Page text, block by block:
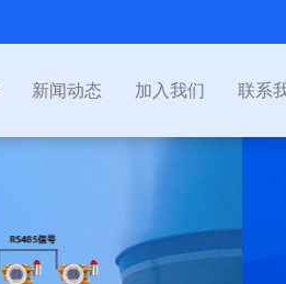
新闻动态 加入我们 联系